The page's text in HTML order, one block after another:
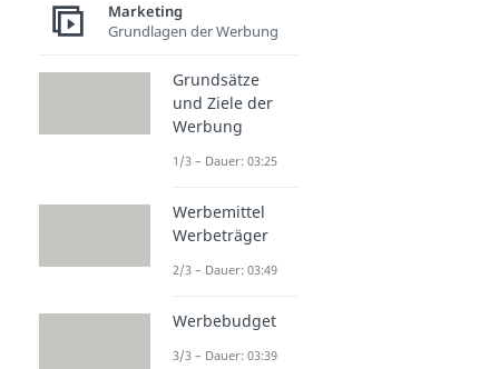
Marketing
Grundlagen der Werbung
Grundsätze
und Ziele der
Werbung
1/3 – Dauer: 03:25
Werbemittel
Werbeträger
2/3 – Dauer: 03:49
Werbebudget
3/3 – Dauer: 03:39